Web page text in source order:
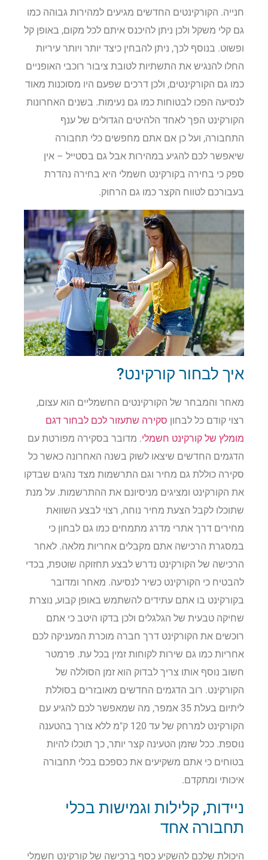
חנייה. הקורקינטים החדשים מגיעים למהירות גבוהה כמו
גם קלי משקל ולכן ניתן להיכנס איתם לכל מקום, באופן קל
ופשוט. בנוסף לכך, ניתן להבחין כיצד יותר ויותר עיריות
החלו להנגיש את התשתיות לטובת ציבור רוכבי האופניים
כמו גם הקורקינטים, ולכן דרכים שפעם היו מסוכנות מאוד
לנסיעה הפכו לבטוחות כמו גם נעימות. בשנים האחרונות
הקורקינט הפך לאחד הלהיטים הגדולים של ענף
התחבורה, ועל כן אם אתם מחפשים כלי תחבורה
שיאפשר לכם להגיע במהירות אבל גם בסטייל – אין
ספק כי בחירה בקורקינט חשמלי היא בחירה נהדרת
בעבורכם לטווח הקצר כמו גם הרחוק.
איך לבחור קורקינט?
מאחר והמבחר של הקורקינטים החשמליים הוא עצום,
רצוי קודם כל לבחוןסקירה שתעזור לכם לבחור דגם
מומלץ של קורקינט חשמלי. מדובר בסקירה מפורטת עם
הדגמים החדשים שיצאו לשוק בשנה האחרונה כאשר כל
סקירה כוללת גם מחיר וגם התרשמות מצד נהגים שבדקו
את הקורקינט ומציגים מניסיונם את ההתרשמות. על מנת
שתוכלו לקבל הצעת מחיר נוחה, רצוי לבצע השוואת
מחירים דרך אתרי מדרג מתמחים כמו גם לבחון כי
במסגרת הרכישה אתם מקבלים אחריות מלאה. לאחר
הרכישה של הקורקינט נדרש לבצע תחזוקה שוטפת, בכדי
להבטיח כי הקורקינט כשיר לנסיעה. מאחר ומדובר
בקורקינט בו אתם עתידים להשתמש באופן קבוע, נוצרת
שחיקה טבעית של הגלגלים ולכן בדקו היטב כי אתם
רוכשים את הקורקינט דרך חברה מוכרת המעניקה לכם
אחריות כמו גם שירות לקוחות זמין בכל עת. פרמטר
חשוב נוסף אותו צריך לבדוק הוא זמן הסוללה של
הקורקינט. רוב הדגמים החדשים מאובזרים בסוללת
ליתיום בעלת 35 אמפר, מה שמאפשר לכם להגיע עם
הקורקינט למרחק של עד 120 ק"מ ללא צורך בהטענה
נוספת. ככל שזמן הטעינה קצר יותר, כך תוכלו להיות
בטוחים כי אתם משקיעים את כספכם בכלי תחבורה
איכותי ומתקדם.
ניידות, קלילות וגמישות בכלי
תחבורה אחד
היכולת שלכם להשקיע כסף ברכישה של קורקינט חשמלי